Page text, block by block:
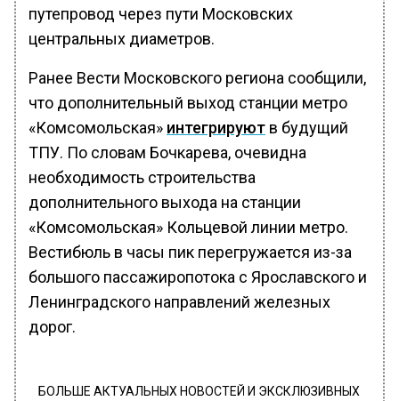
путепровод через пути Московских
центральных диаметров.
Ранее Вести Московского региона сообщили,
что дополнительный выход станции метро
«Комсомольская» интегрируют в будущий
ТПУ. По словам Бочкарева, очевидна
необходимость строительства
дополнительного выхода на станции
«Комсомольская» Кольцевой линии метро.
Вестибюль в часы пик перегружается из-за
большого пассажиропотока с Ярославского и
Ленинградского направлений железных
дорог.
БОЛЬШЕ АКТУАЛЬНЫХ НОВОСТЕЙ И ЭКСКЛЮЗИВНЫХ